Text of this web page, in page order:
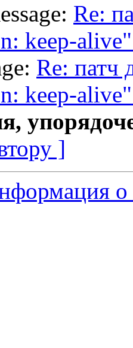
Re:
keep-
Re: патч
keep-
]